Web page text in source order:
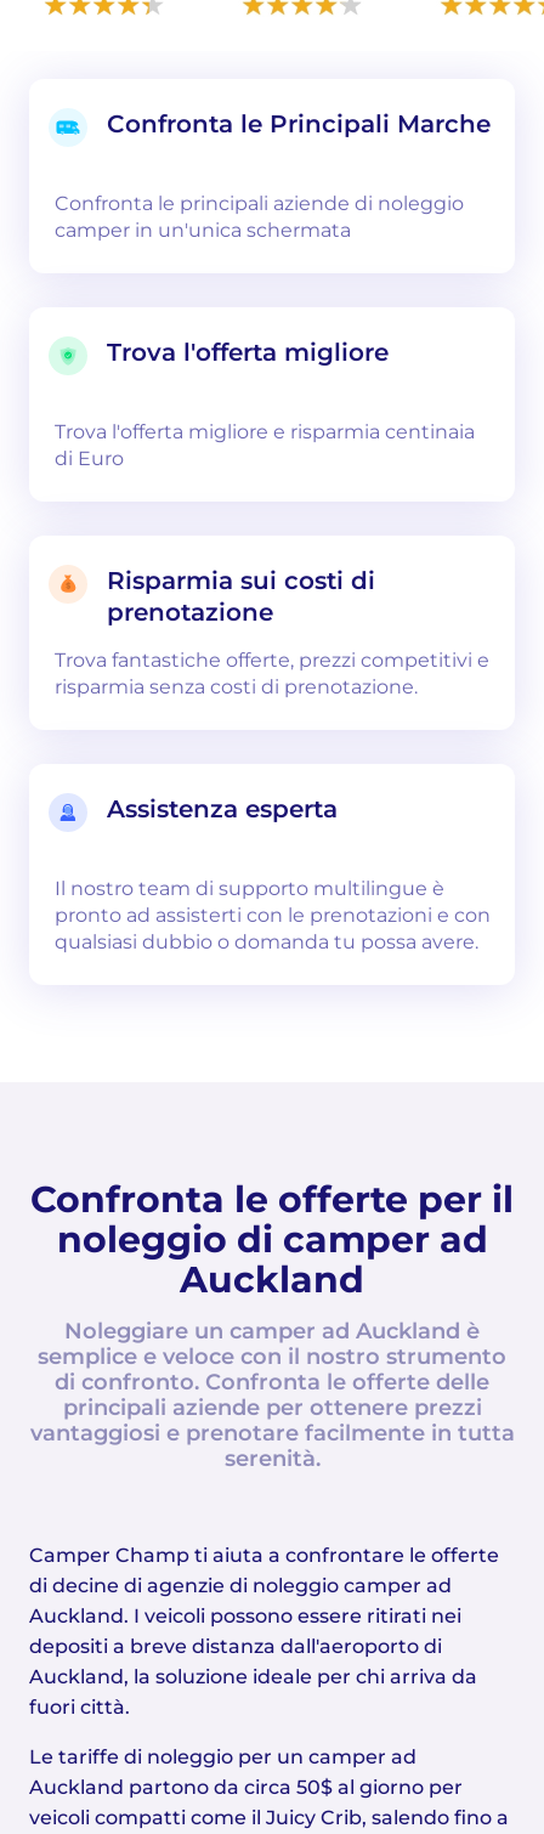
Confronta le Principali Marche
Confronta le principali aziende di noleggio
camper in un'unica schermata
Trova l'offerta migliore
Trova l'offerta migliore e risparmia centinaia
di Euro
Risparmia sui costi di
prenotazione
Trova fantastiche offerte, prezzi competitivi e
risparmia senza costi di prenotazione.
Assistenza esperta
Il nostro team di supporto multilingue è
pronto ad assisterti con le prenotazioni e con
qualsiasi dubbio o domanda tu possa avere.
Confronta le offerte per il
noleggio di camper ad
Auckland
Noleggiare un camper ad Auckland è
semplice e veloce con il nostro strumento
di confronto. Confronta le offerte delle
principali aziende per ottenere prezzi
vantaggiosi e prenotare facilmente in tutta
serenità.
Camper Champ ti aiuta a confrontare le offerte
di decine di agenzie di noleggio camper ad
Auckland. I veicoli possono essere ritirati nei
depositi a breve distanza dall'aeroporto di
Auckland, la soluzione ideale per chi arriva da
fuori città.
Le tariffe di noleggio per un camper ad
Auckland partono da circa 50$ al giorno per
veicoli compatti come il Juicy Crib, salendo fino a